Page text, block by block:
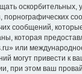
оскорбительных,
порнографических
сообщений,
которая
или
могут привести к
при этом ваш